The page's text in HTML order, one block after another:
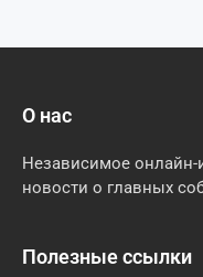
О нас
Независимое онлайн-
новости о главных
Полезные ссылки